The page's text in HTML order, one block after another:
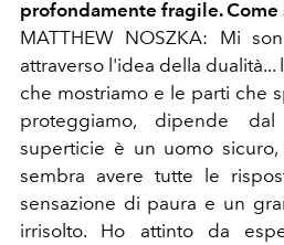
profondamente fragile.
MATTHEW NOSZKA: Mi
attraverso l'idea della dualità...
che mostriamo e le parti che
proteggiamo, dipende
superticie è un uomo
sembra avere tutte le
sensazione di paura e un
irrisolto. Ho attinto da